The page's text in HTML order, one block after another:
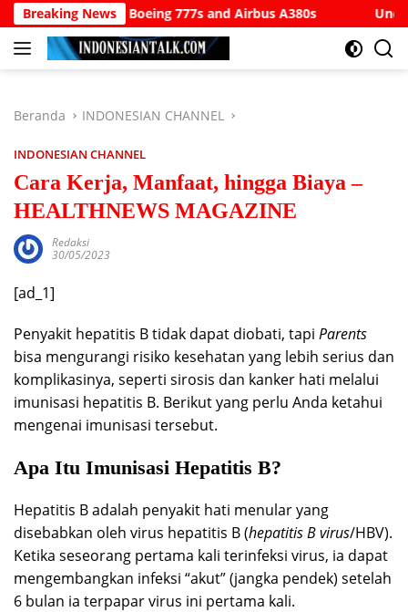
Langsung
ke
konten
Breaking News
Boeing 777s and Airbus A380s Understanding
Beranda INDONESIAN CHANNEL
INDONESIAN CHANNEL
Cara Kerja, Manfaat, hingga Biaya –
HEALTHNEWS MAGAZINE
Redaksi
30/05/2023
[ad_1]
Penyakit hepatitis B tidak dapat diobati, tapi Parents
bisa mengurangi risiko kesehatan yang lebih serius dan
komplikasinya, seperti sirosis dan kanker hati melalui
imunisasi hepatitis B. Berikut yang perlu Anda ketahui
mengenai imunisasi tersebut.
Apa Itu Imunisasi Hepatitis B?
Hepatitis B adalah penyakit hati menular yang
disebabkan oleh virus hepatitis B (hepatitis Bvirus/HBV).
Ketika seseorang pertama kali terinfeksi virus, ia dapat
mengembangkan infeksi “akut” (jangka pendek) setelah
6 bulan ia terpapar virus ini pertama kali.